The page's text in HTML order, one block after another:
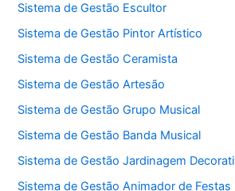
Sistema de Gestão Escultor
Sistema de Gestão Pintor Artístico
Sistema de Gestão Ceramista
Sistema de Gestão Artesão
Sistema de Gestão Grupo Musical
Sistema de Gestão Banda Musical
Sistema de Gestão Jardinagem
Sistema de Gestão Animador de Festas